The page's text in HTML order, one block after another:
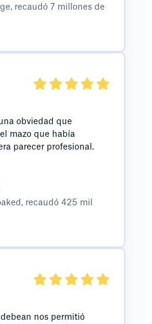
recaudó 7 millones de
obviedad que
mazo que había
parecer profesional.
recaudó 425 mil
nos permitió